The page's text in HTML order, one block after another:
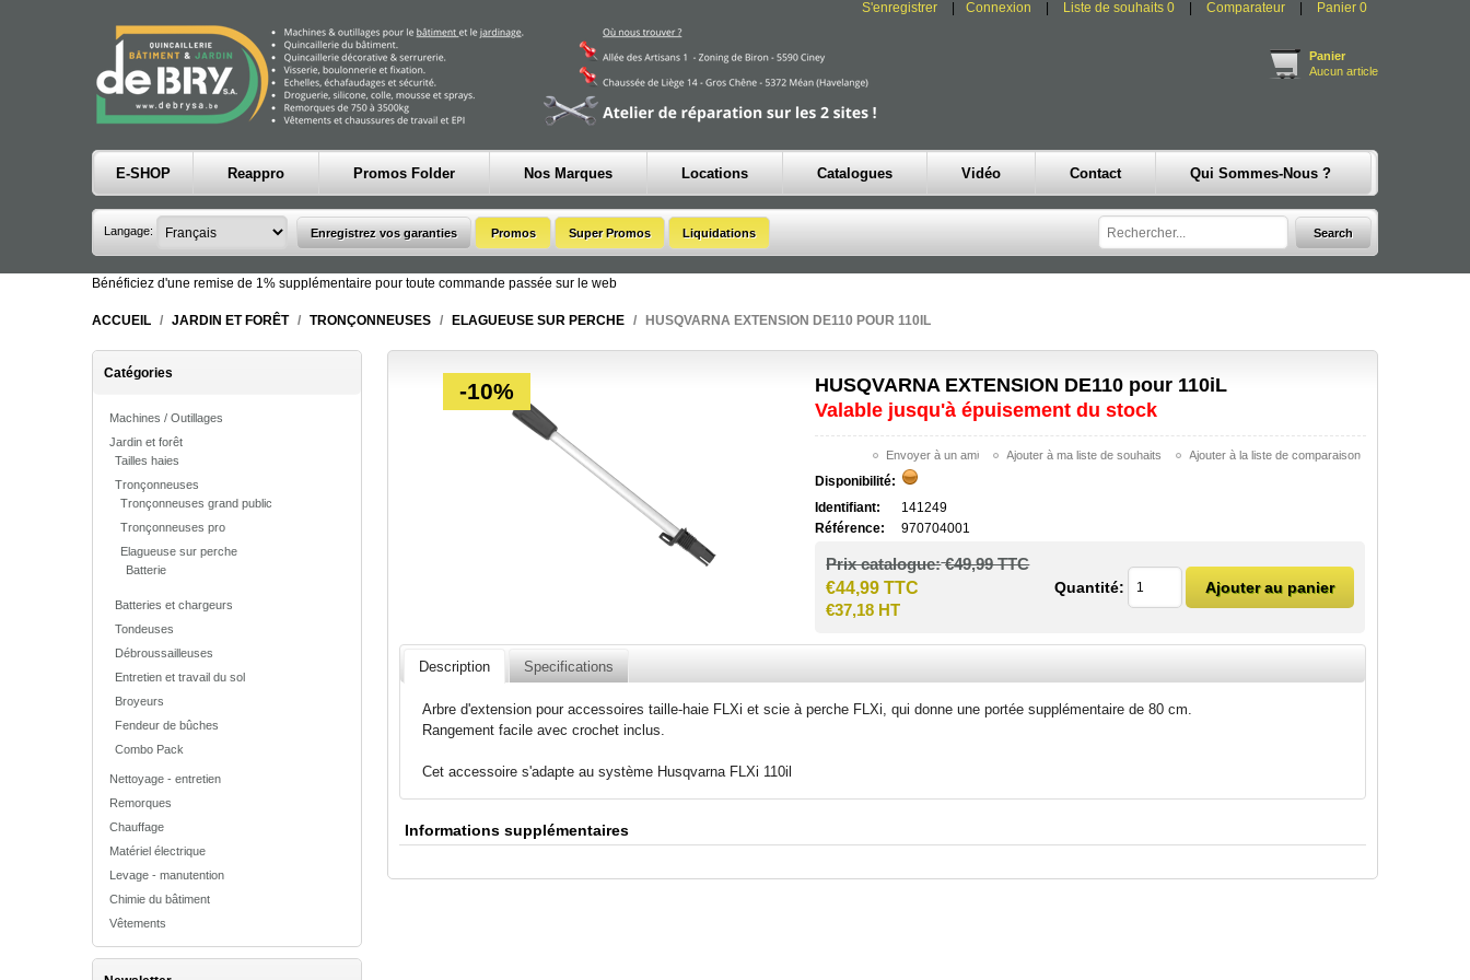
S'enregistrer Connexion Liste de souhaits 0 Comparateur Panier 0
Panier
Aucun article
E-SHOP Reappro Promos Folder Nos Marques Locations Catalogues Vidéo Contact Qui Sommes-Nous ?
Langage:
Bénéficiez d'une remise de 1% supplémentaire pour toute commande passée sur le web
ACCUEIL / JARDIN ET FORÊT / TRONÇONNEUSES / ELAGUEUSE SUR PERCHE / HUSQVARNA EXTENSION DE110 POUR 110IL
Catégories
Machines / Outillages
Jardin et forêt
Tailles haies
Tronçonneuses
Tronçonneuses grand public
Tronçonneuses pro
Elagueuse sur perche
Batterie
Batteries et chargeurs
Tondeuses
Débroussailleuses
Entretien et travail du sol
Broyeurs
Fendeur de bûches
Combo Pack
Nettoyage - entretien
Remorques
Chauffage
Matériel électrique
Levage - manutention
Chimie du bâtiment
Vêtements
-10%
HUSQVARNA EXTENSION DE110 pour 110iL
Valable jusqu'à épuisement du stock
Disponibilité:
Identifiant:
141249
Référence:
970704001
Prix catalogue: €49,99 TTC
€44,99 TTC
€37,18 HT
Quantité:
Description Specifications
Arbre d'extension pour accessoires taille-haie FLXi et scie à perche FLXi, qui donne une portée supplémentaire de 80 cm.
Rangement facile avec crochet inclus.
Cet accessoire s'adapte au système Husqvarna FLXi 110il
Informations supplémentaires